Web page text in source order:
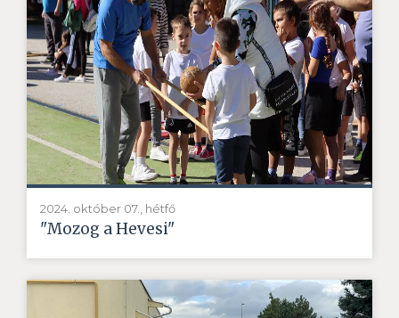
2024. október 07., hétfő
"Mozog a Hevesi"